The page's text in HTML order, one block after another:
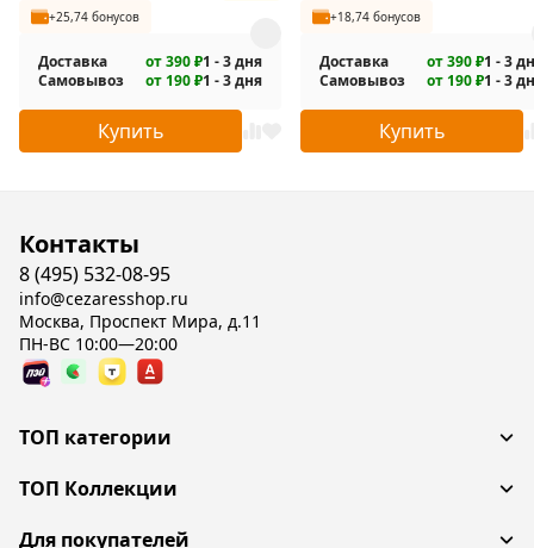
+25,74 бонусов
Доставка от 390 ₽1 - 3 дня
Самовывоз
от 190 ₽1 - 3 дня
Купить
+18,74 бонусов
Доставка от 390 ₽1 - 3
Самовывоз
от 190 ₽1 - 3
Купить
Контакты
8 (495) 532-08-95
info@cezaresshop.ru
Москва, Проспект Мира, д.11
ПН-ВС 10:00—20:00
ТОП категории
ТОП Коллекции
Для покупателей